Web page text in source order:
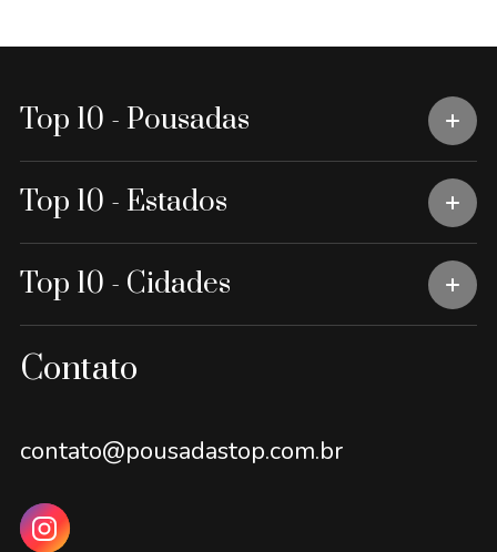
Top 10 - Pousadas
Top 10 - Estados
Top 10 - Cidades
Contato
contato@pousadastop.com.br